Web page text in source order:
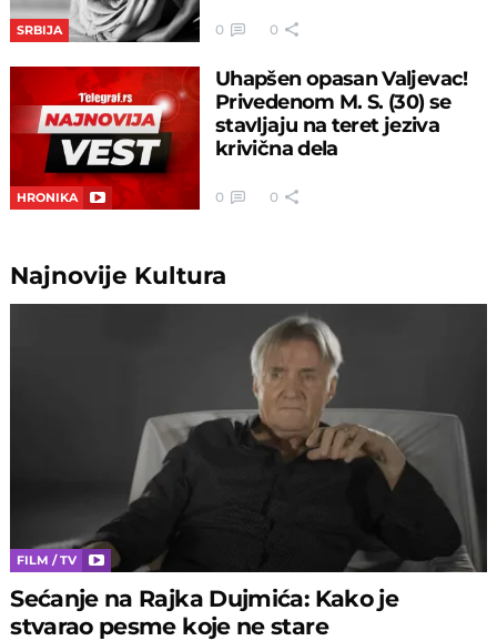
SRBIJA 0 0
HRONIKA
Uhapšen opasan Valjevac!
Privedenom M. S. (30) se
stavljaju na teret jeziva
krivična dela
0 0
Najnovije Kultura
FILM / TV
Sećanje na Rajka Dujmića: Kako je
stvarao pesme koje ne stare